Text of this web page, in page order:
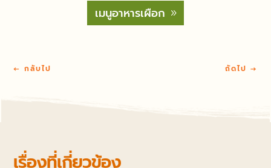
เมนูอาหารเผือก
←กลับไป ถัดไป →
เรื่องที่เกี่ยวข้อง